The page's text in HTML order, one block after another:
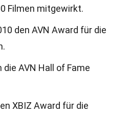
Filmen mitgewirkt.
den AVN Award für die
die AVN Hall of Fame
XBIZ Award für die